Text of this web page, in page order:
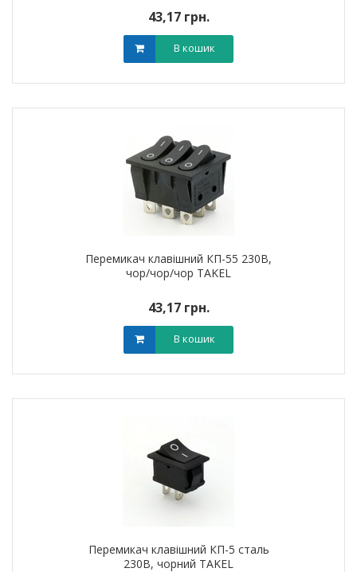
43,17 грн.
В кошик
Перемикач клавішний КП-55 230В,
чор/чор/чор TAKEL
43,17 грн.
В кошик
Перемикач клавішний КП-5 сталь
230В, чорний TAKEL